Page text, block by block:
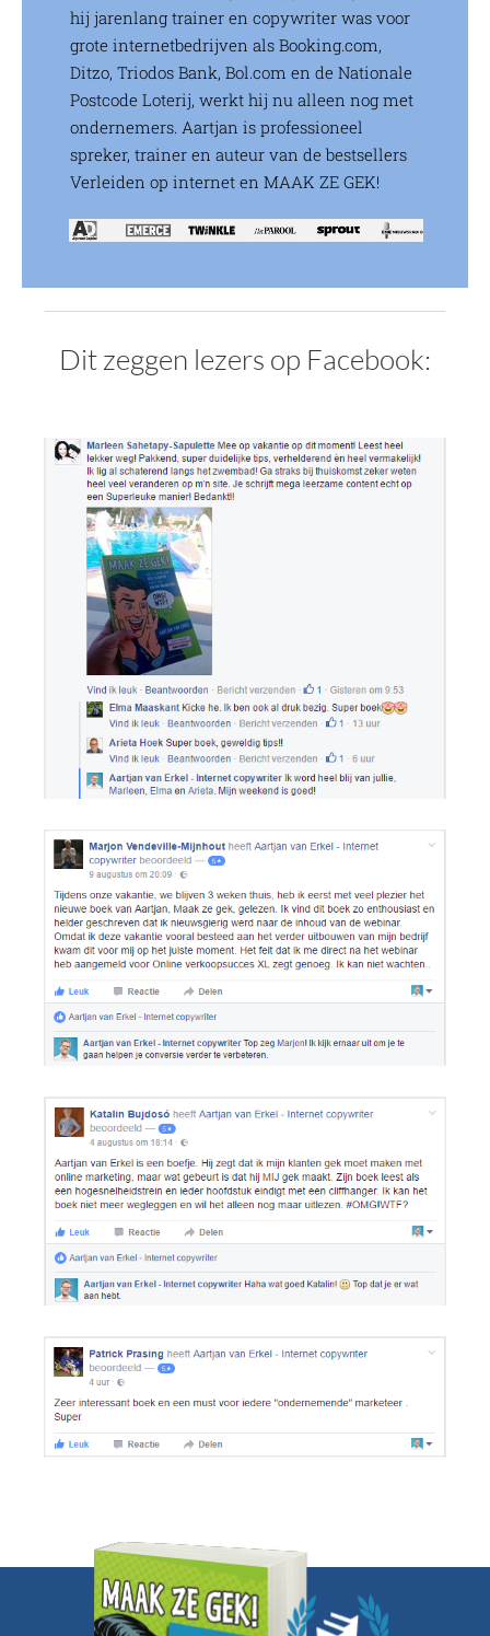
hij jarenlang trainer en copywriter was voor
grote internetbedrijven als Booking.com,
Ditzo, Triodos Bank, Bol.com en de Nationale
Postcode Loterij, werkt hij nu alleen nog met
ondernemers. Aartjan is professioneel
spreker, trainer en auteur van de bestsellers
Verleiden op internet en MAAK ZE GEK!
Dit zeggen lezers op Facebook: